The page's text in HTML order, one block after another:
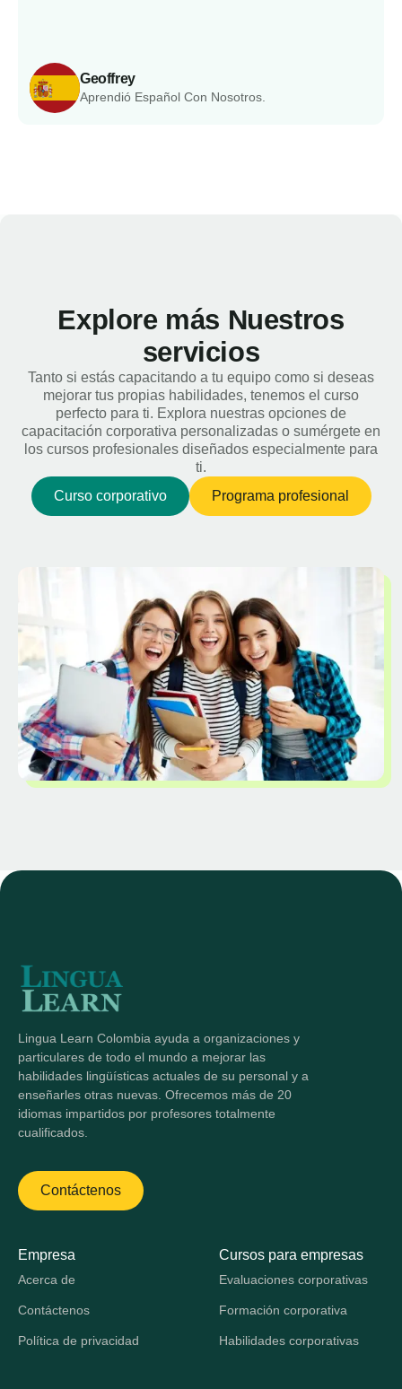
Geoffrey
Aprendió Español Con Nosotros.
Explore más Nuestros
servicios
Tanto si estás capacitando a tu equipo como si deseas
mejorar tus propias habilidades, tenemos el curso
perfecto para ti. Explora nuestras opciones de
capacitación corporativa personalizadas o sumérgete en
los cursos profesionales diseñados especialmente para
ti.
Curso corporativo
Programa profesional
Lingua Learn Colombia ayuda a organizaciones y
particulares de todo el mundo a mejorar las
habilidades lingüísticas actuales de su personal y a
enseñarles otras nuevas. Ofrecemos más de 20
idiomas impartidos por profesores totalmente
cualificados.
Contáctenos
Empresa
Acerca de
Contáctenos
Política de privacidad
Cursos para empresas
Evaluaciones corporativas
Formación corporativa
Habilidades corporativas